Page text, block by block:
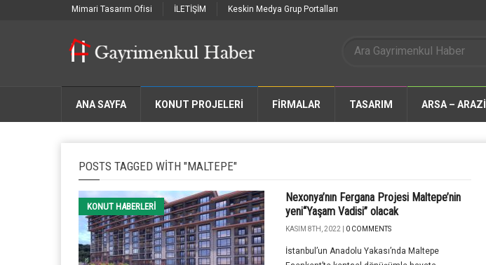
Mimari Tasarım Ofisi İLETİŞİM Keskin Medya Grup Portalları
ANA SAYFA KONUT PROJELERİ FIRMALAR TASARIM ARSA – ARAZİ
POSTS TAGGED WITH "MALTEPE"
KONUT HABERLERI
Nexonya’nın Fergana Projesi Maltepe’nin
yeni“Yaşam Vadisi” olacak
KASIM 8TH, 2022 | 0 COMMENTS
İstanbul’un Anadolu Yakası’nda Maltepe